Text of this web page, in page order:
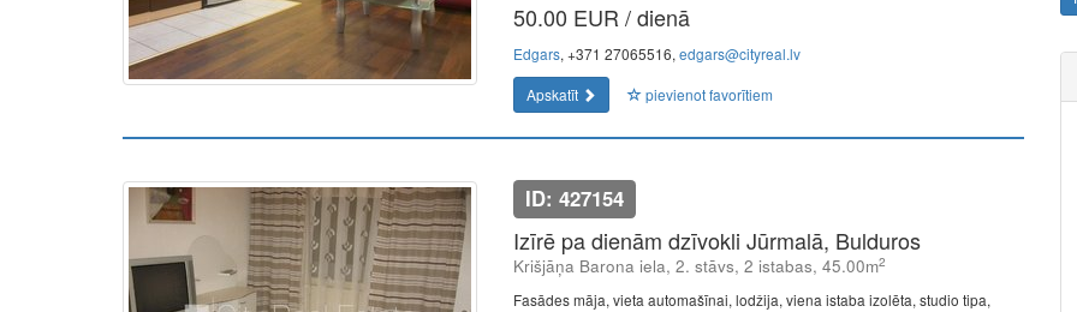
50.00 EUR / dienā
Edgars, +371 27065516, edgars@cityreal.lv
Apskatīt
pievienot favorītiem
ID: 427154
Izīrē pa dienām dzīvokli Jūrmalā, Bulduros
Krišjāņa Barona iela, 2. stāvs, 2 istabas, 45.00m2
Fasādes māja, vieta automašīnai, lodžija, viena istaba izolēta, studio tipa,